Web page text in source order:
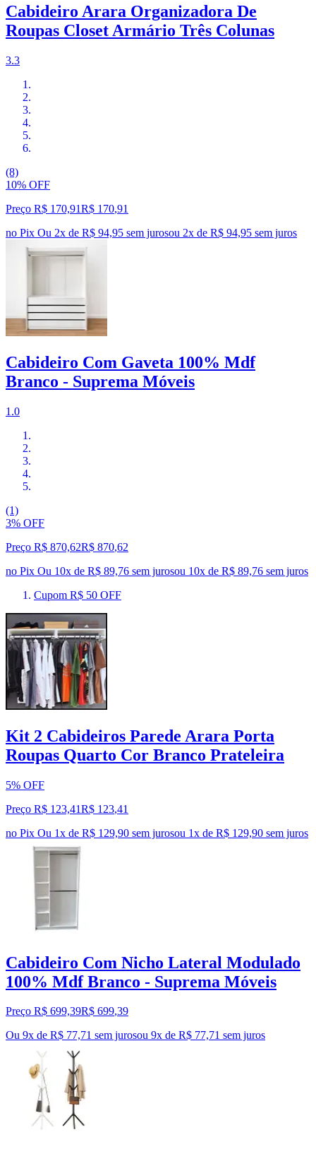
Cabideiro Arara Organizadora De
Roupas Closet Armário Três Colunas
3.3
(8)
10% OFF
Preço R$ 170,91R$ 170,91
no Pix Ou 2x de R$ 94,95 sem jurosou 2x de R$ 94,95 sem juros
Cabideiro Com Gaveta 100% Mdf
Branco - Suprema Móveis
1.0
(1)
3% OFF
Preço R$ 870,62R$ 870,62
no Pix Ou 10x de R$ 89,76 sem jurosou 10x de R$ 89,76 sem juros
Cupom R$ 50 OFF
Kit 2 Cabideiros Parede Arara Porta
Roupas Quarto Cor Branco Prateleira
5% OFF
Preço R$ 123,41R$ 123,41
no Pix Ou 1x de R$ 129,90 sem jurosou 1x de R$ 129,90 sem juros
Cabideiro Com Nicho Lateral Modulado
100% Mdf Branco - Suprema Móveis
Preço R$ 699,39R$ 699,39
Ou 9x de R$ 77,71 sem jurosou 9x de R$ 77,71 sem juros